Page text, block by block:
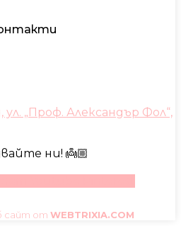
„Проф. Александър Фол“,
ни! 👼🏼
сайт от WEBTRIXIA.COM